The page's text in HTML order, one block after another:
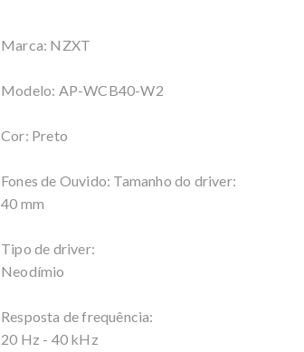
Marca: NZXT
Modelo: AP-WCB40-W2
Cor: Preto
Fones de Ouvido: Tamanho do driver:
40 mm
Tipo de driver:
Neodímio
Resposta de frequência:
20 Hz - 40 kHz